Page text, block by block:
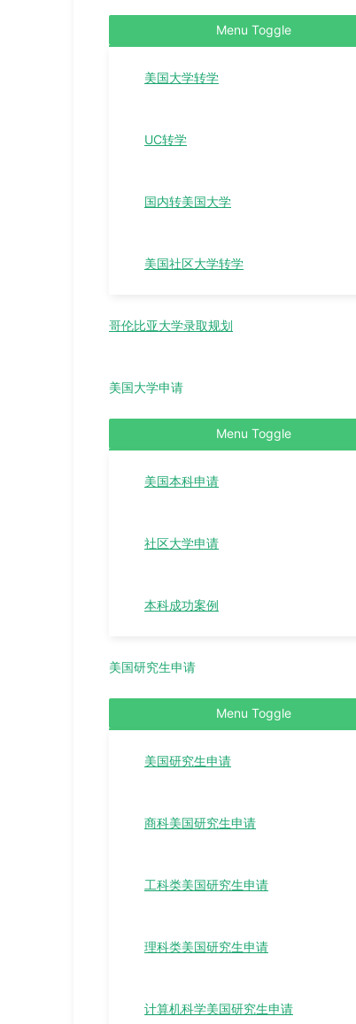
Menu Toggle
美国大学转学
UC转学
国内转美国大学
美国社区大学转学
哥伦比亚大学录取规划
美国大学申请
Menu Toggle
美国本科申请
社区大学申请
本科成功案例
美国研究生申请
Menu Toggle
美国研究生申请
商科美国研究生申请
工科类美国研究生申请
理科类美国研究生申请
计算机科学美国研究生申请